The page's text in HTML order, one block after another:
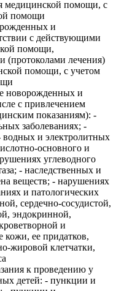
медицинской помощи, с
помощи
и
с действующими
помощи,
(протоколами лечения)
помощи, с учетом
новорожденных и
с привлечением
показаниям): -
заболеваниях; -
водных и электролитных
основного и
углеводного
- наследственных и
веществ; - нарушениях
и патологических
сердечно-сосудистой,
эндокринной,
и
кожи, ее придатков,
жировой клетчатки,
к проведению у
детей: - пункции и